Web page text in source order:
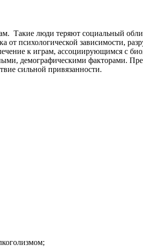
Такие люди теряют социальный
от психологической зависимости,
к играм, ассоциирующимся с
демографическими факторами.
сильной привязанности.